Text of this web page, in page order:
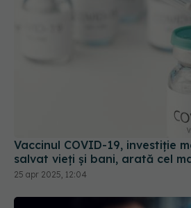
salvat vieți și bani, arată cel